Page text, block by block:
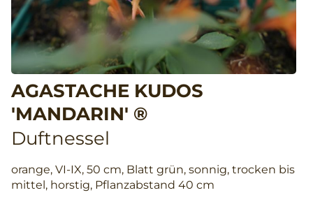
AGASTACHE KUDOS
'MANDARIN' ®
Duftnessel
orange, VI-IX, 50 cm, Blatt grün, sonnig, trocken bis
mittel, horstig, Pflanzabstand 40 cm